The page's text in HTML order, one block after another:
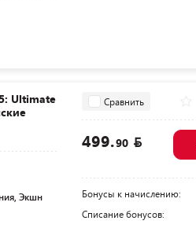
Ultimate
Экшн
Сравнить
499.90
Бонусы к начислению:
Списание бонусов: